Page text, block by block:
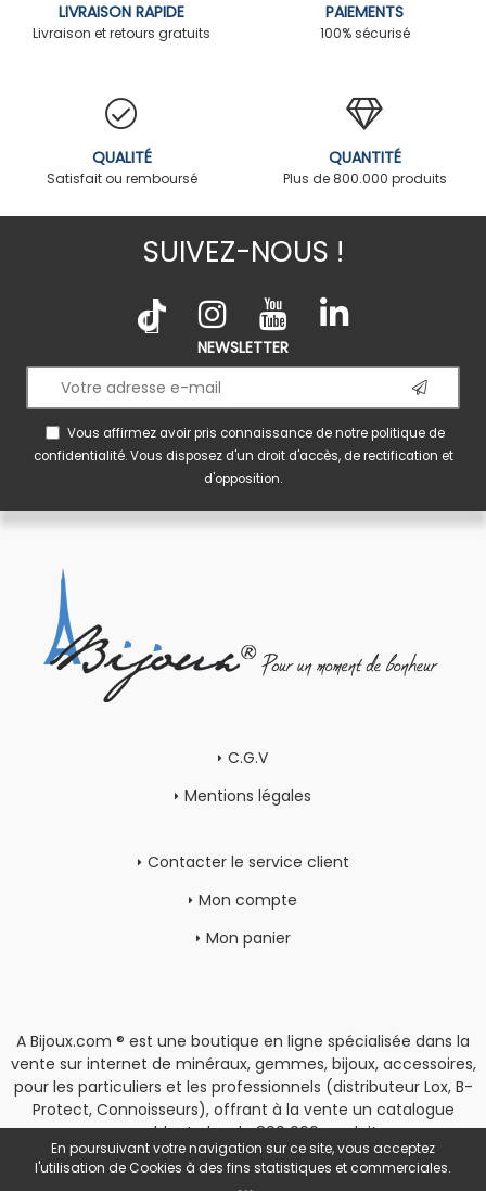
LIVRAISON RAPIDE
Livraison et retours gratuits
PAIEMENTS
100% sécurisé
QUALITÉ
Satisfait ou remboursé
QUANTITÉ
Plus de 800.000 produits
SUIVEZ-NOUS !
NEWSLETTER
Vous affirmez avoir pris connaissance de notrepolitique de
confidentialité. Vous disposez d'un droit d'accès, de rectification et
d'opposition.
C.G.V
Mentions légales
Contacter le service client
Mon compte
Mon panier
A Bijoux.com ® est une boutique en ligne spécialisée dans la
vente sur internet de minéraux, gemmes, bijoux, accessoires,
pour les particuliers et les professionnels (distributeur Lox, B-
Protect, Connoisseurs), offrant à la vente un catalogue
rassemblant plus de 800 000 produits.
Copyright| Espace Pro
En poursuivant votre navigation sur ce site, vous acceptez
l'utilisation de Cookies à des fins statistiques et commerciales.